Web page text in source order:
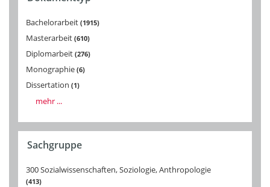
Bachelorarbeit 1915
Masterarbeit 610
Diplomarbeit 276
Monographie 6
Dissertation 1
mehr ...
Sachgruppe
300 Sozialwissenschaften, Soziologie, Anthropologie
413